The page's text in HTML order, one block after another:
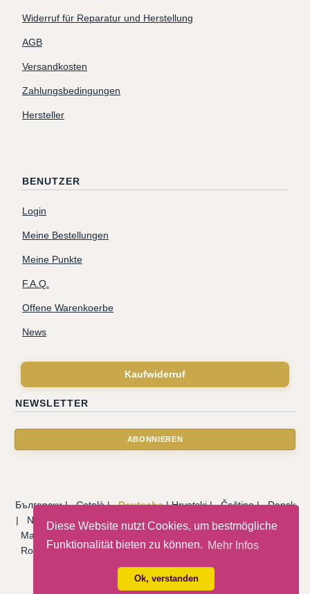
Diese Website nutzt Cookies, um bestmögliche
Funktionalität bieten zu können. Mehr Infos
Ok, verstanden
Widerruf für Reparatur und Herstellung
AGB
Versandkosten
Zahlungsbedingungen
Hersteller
BENUTZER
Login
Meine Bestellungen
Meine Punkte
F.A.Q.
Offene Warenkoerbe
News
Kaufwiderruf
NEWSLETTER
Български|Català|Deutsche|Hrvatski|Čeština|Dansk
| Nederlandse|English | Eesti keel Français | Ελληνικά
Magyar
| Português
Română|Русский|Српски|Slovenský|Slovenščina
Español|Svenska|Türkçe